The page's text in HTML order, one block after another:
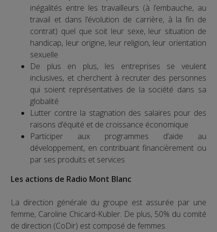
inégalités entre les travailleurs (à l’embauche, au
travail et dans l’évolution de carrière, à la fin de
contrat) quel que soit leur sexe, leur situation de
handicap, leur origine, leur religion, leur orientation
sexuelle
De plus en plus, les entreprises se veulent
inclusives, et cherchent à recruter des personnes
qui soient représentatives de la société dans sa
globalité
Lutter contre la stagnation des salaires pour des
raisons d’équité et de croissance économique
Participer aux programmes d’aide au
développement, en contribuant financièrement ou
par ses produits et services
Les actions de Radio Mont Blanc
La direction générale du groupe est assurée par une
femme, Caroline Chicard-Kubler. De plus, 50% du comité
de direction (CoDir) est composé de femmes.